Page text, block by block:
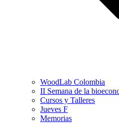
WoodLab Colombia
II Semana de la
Cursos y Talleres
Jueves F
Memorias